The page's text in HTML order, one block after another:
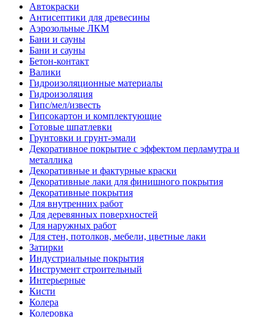
Автокраски
Антисептики для древесины
Аэрозольные ЛКМ
Бани и сауны
Бани и сауны
Бетон-контакт
Валики
Гидроизоляционные материалы
Гидроизоляция
Гипс/мел/известь
Гипсокартон и комплектующие
Готовые шпатлевки
Грунтовки и грунт-эмали
Декоративное покрытие с эффектом перламутра и
металлика
Декоративные и фактурные краски
Декоративные лаки для финишного покрытия
Декоративные покрытия
Для внутренних работ
Для деревянных поверхностей
Для наружных работ
Для стен, потолков, мебели, цветные лаки
Затирки
Индустриальные покрытия
Инструмент строительный
Интерьерные
Кисти
Колера
Колеровка